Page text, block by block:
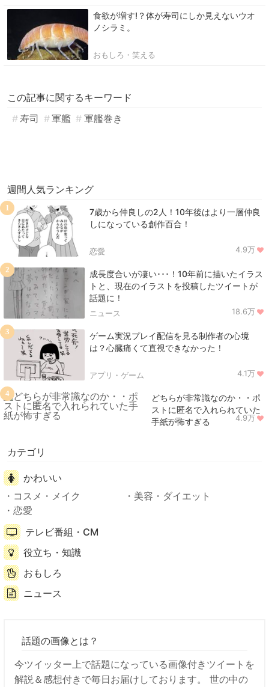
食欲が増す!？体が寿司にしか見えないウオ
ノシラミ。
おもしろ・笑える
この記事に関するキーワード
寿司
軍艦 軍艦巻き
週間人気ランキング
7歳から仲良しの2人！10年後はより一層仲良
しになっている創作百合！
恋愛 4.9万
1
成長度合いが凄い･･･！10年前に描いたイラス
トと、現在のイラストを投稿したツイートが
話題に！
ニュース 18.6万
2
ゲーム実況プレイ配信を見る制作者の心境
は？心臓痛くて直視できなかった！
アプリ・ゲーム 4.1万
3
どちらが非常識なのか・・ポ
ストに匿名で入れられていた
手紙が怖すぎる
ニュース 4.9万
4
カテゴリ
かわいい
コスメ・メイク
美容・ダイエット
恋愛
テレビ番組・CM
役立ち・知識
おもしろ
ニュース
話題の画像とは？
今ツイッター上で話題になっている画像付きツイートを
解説＆感想付きで毎日お届けしております。 世の中の